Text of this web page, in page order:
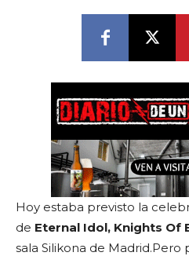
Hoy estaba previsto la
de Eternal Idol, Knights Of
sala Silikona de Madrid.Pero